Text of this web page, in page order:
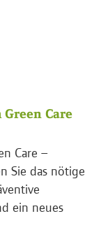
Care
Care –
Sie das nötige
ein neues